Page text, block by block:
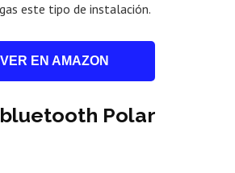
este tipo de instalación.
VER EN AMAZON
Polar